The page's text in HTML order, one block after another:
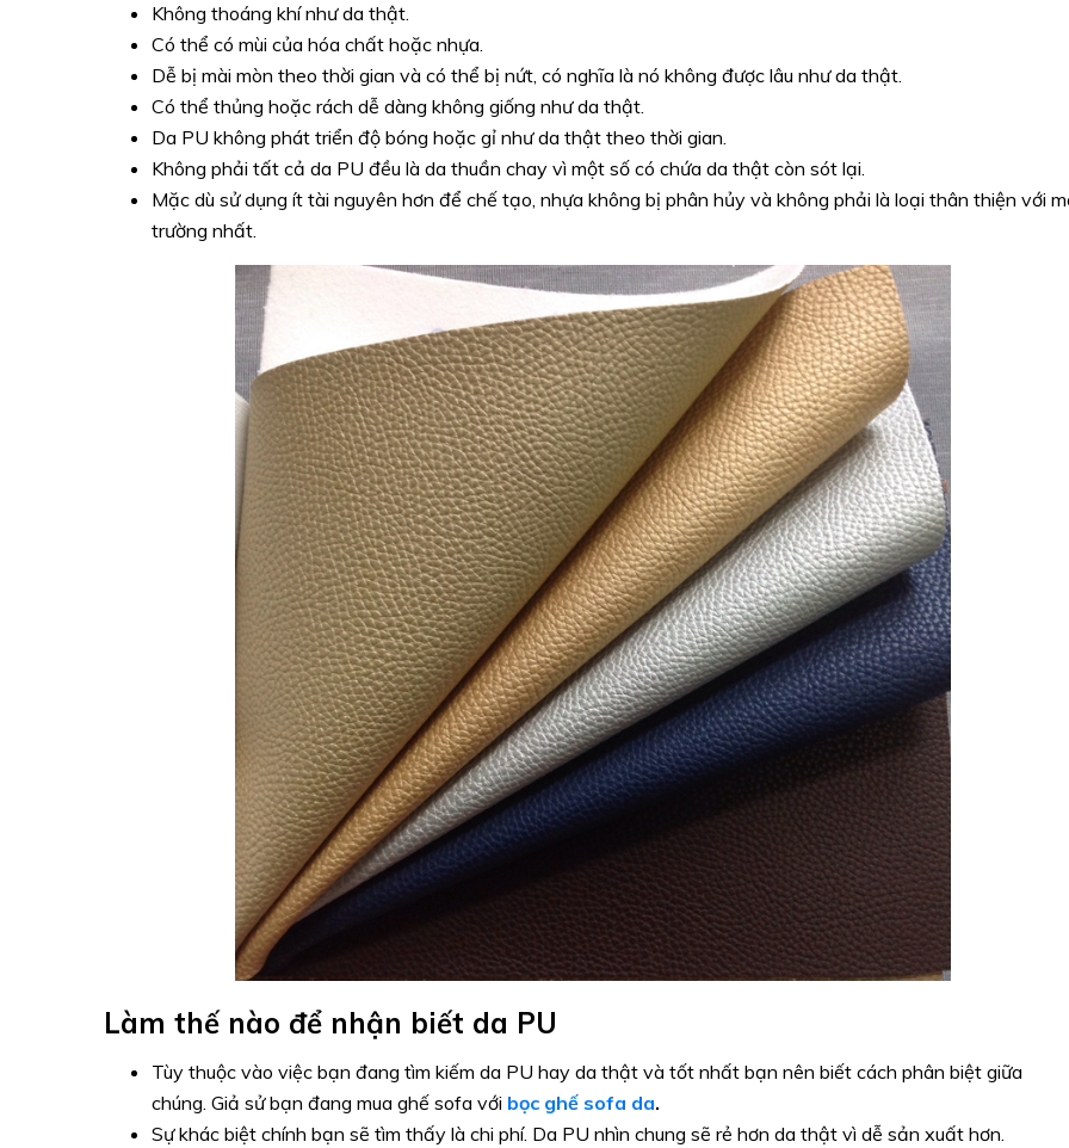
Không thoáng khí như da thật.
Có thể có mùi của hóa chất hoặc nhựa.
Dễ bị mài mòn theo thời gian và có thể bị nứt, có nghĩa là nó không được lâu như da thật.
Có thể thủng hoặc rách dễ dàng không giống như da thật.
Da PU không phát triển độ bóng hoặc gỉ như da thật theo thời gian.
Không phải tất cả da PU đều là da thuần chay vì một số có chứa da thật còn sót lại.
Mặc dù sử dụng ít tài nguyên hơn để chế tạo, nhựa không bị phân hủy và không phải là loại thân thiện với
trường nhất.
Làm thế nào để nhận biết da PU
Tùy thuộc vào việc bạn đang tìm kiếm da PU hay da thật và tốt nhất bạn nên biết cách phân biệt giữa
chúng. Giả sử bạn đang mua ghế sofa với bọc ghế sofa da.
Sự khác biệt chính bạn sẽ tìm thấy là chi phí. Da PU nhìn chung sẽ rẻ hơn da thật vì dễ sản xuất hơn.